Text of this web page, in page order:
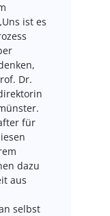
ist es
Dr.
für
dazu
aus
selbst